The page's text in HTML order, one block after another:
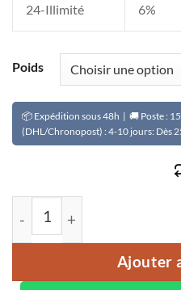
24-Illimité 6%
Poids
📦 Expédition sous 48h | 🚚 Poste :
(DHL/Chronopost) : 4-10 jours: Dès
Ajouter